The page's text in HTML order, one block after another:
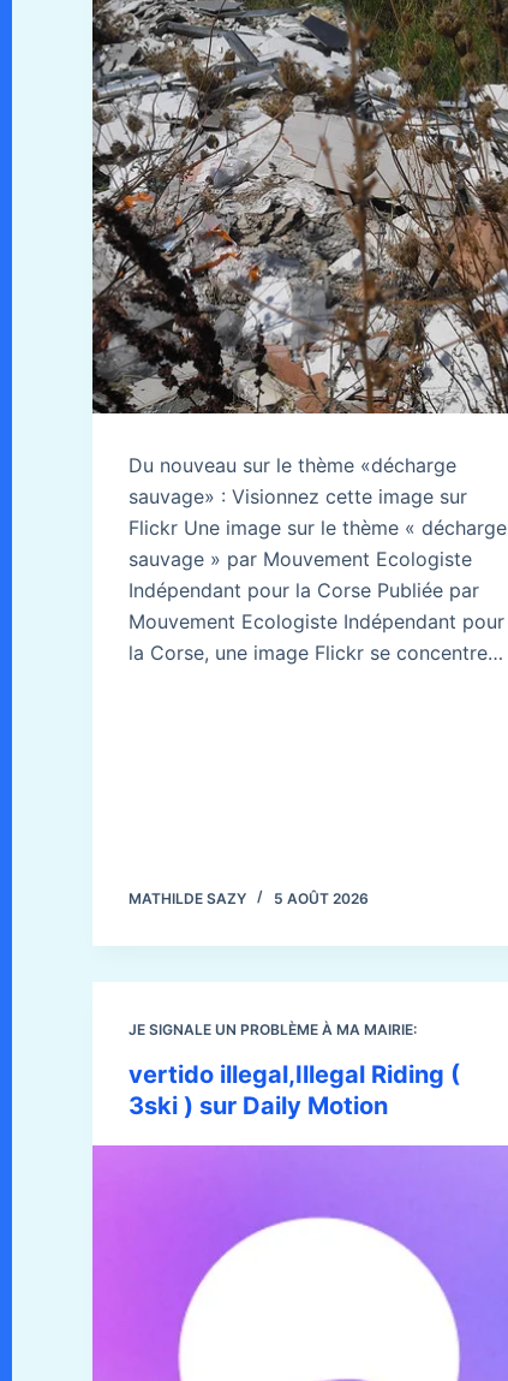
Du nouveau sur le thème «décharge
sauvage» : Visionnez cette image sur
Flickr Une image sur le thème « décharge
sauvage » par Mouvement Ecologiste
Indépendant pour la Corse Publiée par
Mouvement Ecologiste Indépendant pour
la Corse, une image Flickr se concentre…
MATHILDE SAZY 5 AOÛT 2026
JE SIGNALE UN PROBLÈME À MA MAIRIE:
vertido illegal,Illegal Riding (
3ski ) sur Daily Motion